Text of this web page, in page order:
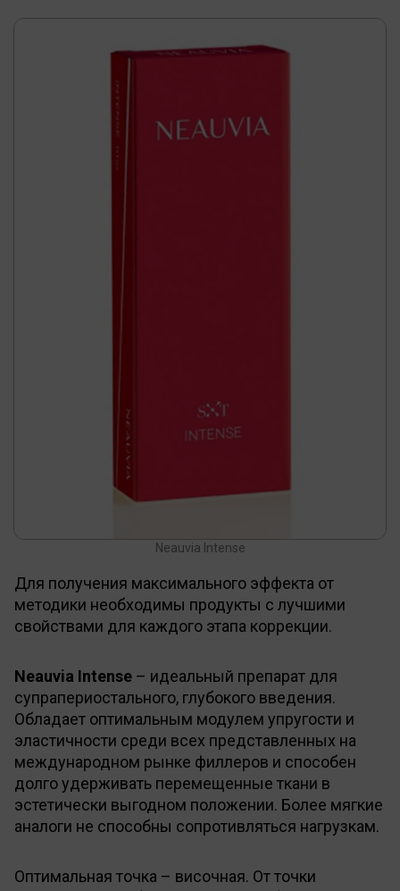
Neauvia Intense
Для получения максимального эффекта от
методики необходимы продукты с лучшими
свойствами для каждого этапа коррекции.
Neauvia Intense – идеальный препарат для
супрапериостального, глубокого введения.
Обладает оптимальным модулем упругости и
эластичности среди всех представленных на
международном рынке филлеров и способен
долго удерживать перемещенные ткани в
эстетически выгодном положении. Более мягкие
аналоги не способны сопротивляться нагрузкам.
Оптимальная точка – височная. От точки